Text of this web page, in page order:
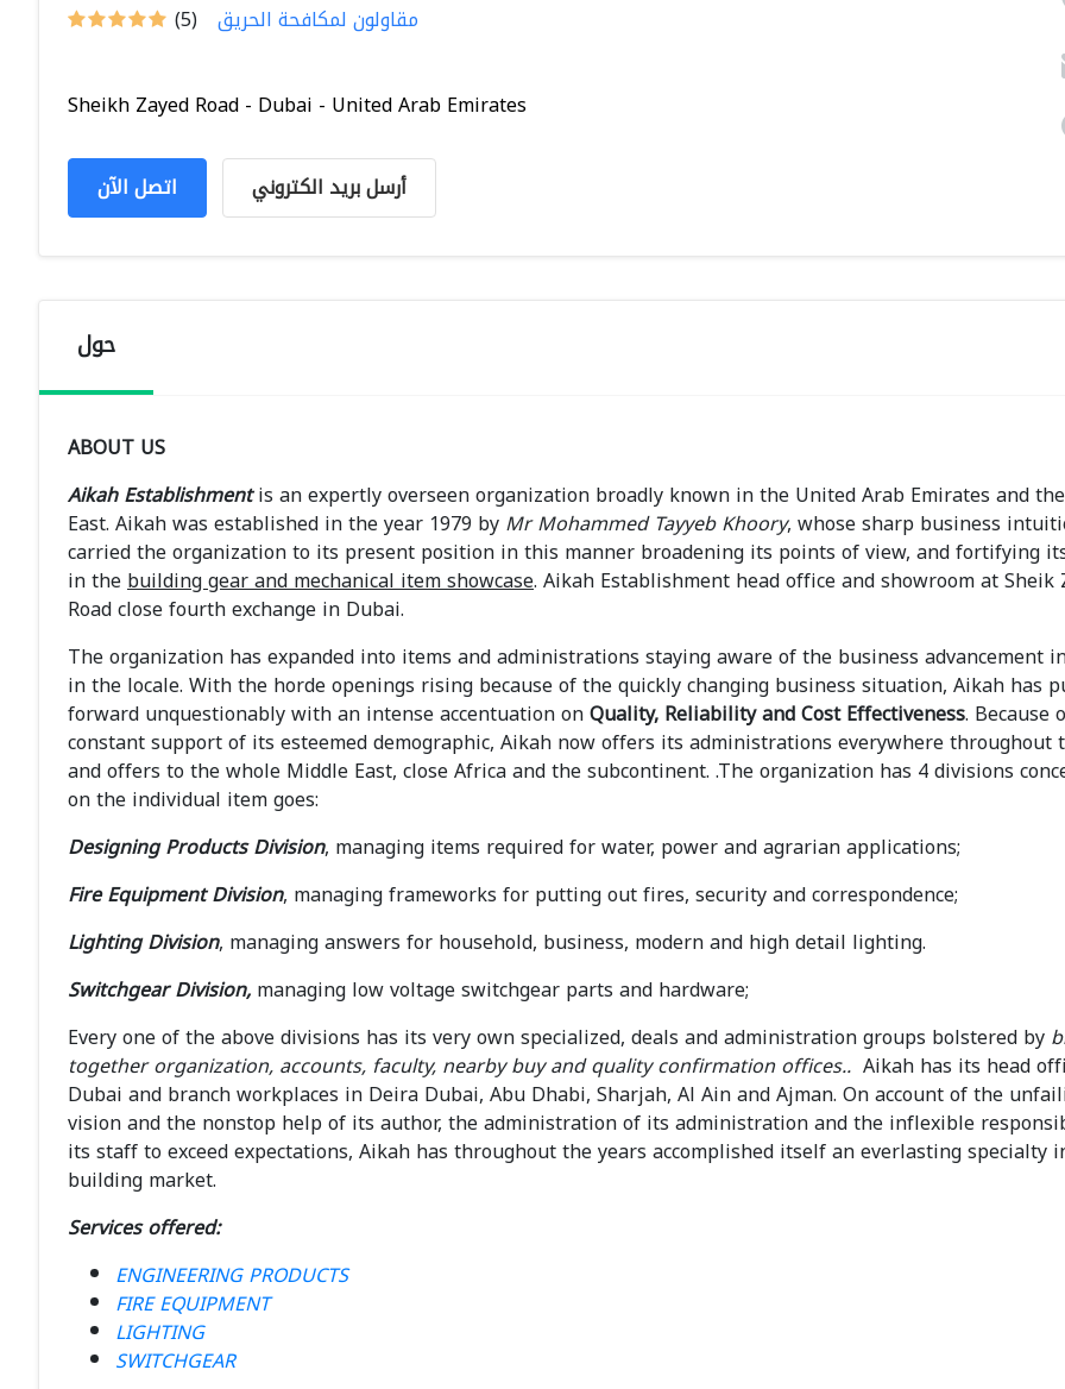
(5) مقاولون لمكافحة الحريق
Sheikh Zayed Road - Dubai - United Arab Emirates
اتصل الآن أرسل بريد الكتروني
حول
ABOUT US
Aikah Establishmentis an expertly overseen organization broadly known in the United Arab Emirates and
East. Aikah was established in the year 1979 byMr Mohammed Tayyeb Khoory, whose sharp business
carried the organization to its present position in this manner broadening its points of view, and fortifying
in thebuilding gear and mechanical item showcase. Aikah Establishment head office and showroom at Sheik
Road close fourth exchange in Dubai.
The organization has expanded into items and administrations staying aware of the business advancement
in the locale. With the horde openings rising because of the quickly changing business situation, Aikah has
forward unquestionably with an intense accentuation onQuality, Reliability and Cost Effectiveness. Because
constant support of its esteemed demographic, Aikah now offers its administrations everywhere throughout
and offers to the whole Middle East, close Africa and the subcontinent. .The organization has 4 divisions
on the individual item goes:
Designing Products Division, managing items required for water, power and agrarian applications;
Fire Equipment Division, managing frameworks for putting out fires, security and correspondence;
Lighting Division, managing answers for household, business, modern and high detail lighting.
Switchgear Division,managing low voltage switchgear parts and hardware;
Every one of the above divisions has its very own specialized, deals and administration groups bolstered by
together organization, accounts, faculty, nearby buy and quality confirmation offices.. Aikah has its head
Dubai and branch workplaces in Deira Dubai, Abu Dhabi, Sharjah, Al Ain and Ajman. On account of the
vision and the nonstop help of its author, the administration of its administration and the inflexible
its staff to exceed expectations, Aikah has throughout the years accomplished itself an everlasting specialty
building market.
Services offered:
ENGINEERING PRODUCTS
FIRE EQUIPMENT
LIGHTING
SWITCHGEAR